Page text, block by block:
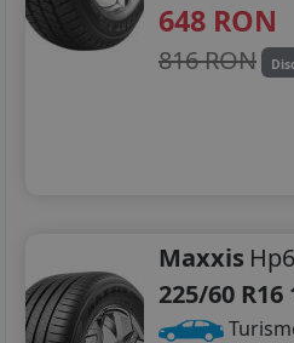
648 RON
816 RON
Maxxis Hp6
225/60 R16